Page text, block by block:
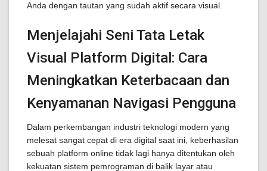
Anda dengan tautan yang sudah aktif secara visual.
Menjelajahi Seni Tata Letak
Visual Platform Digital: Cara
Meningkatkan Keterbacaan dan
Kenyamanan Navigasi Pengguna
Dalam perkembangan industri teknologi modern yang
melesat sangat cepat di era digital saat ini, keberhasilan
sebuah platform online tidak lagi hanya ditentukan oleh
kekuatan sistem pemrograman di balik layar atau